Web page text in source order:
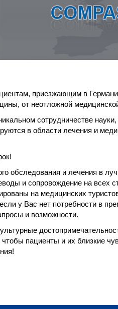
приезжающим в
от неотложной
сотрудничестве
в области лечения и
обследования и лечения в
и сопровождение на всех
на медицинских
у Вас нет потребности в
и возможности.
пациенты и их близкие